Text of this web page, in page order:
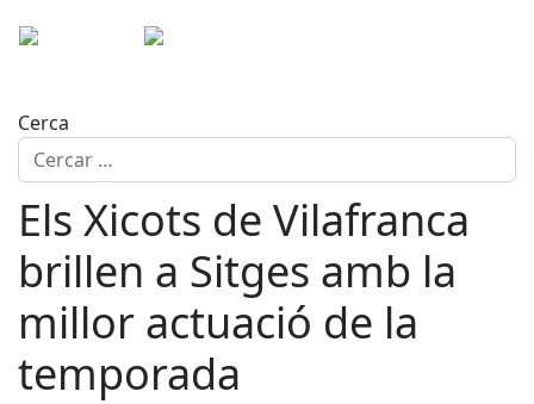
Cerca
Els Xicots de Vilafranca
brillen a Sitges amb la
millor actuació de la
temporada